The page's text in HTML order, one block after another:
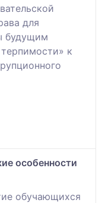
для
будущим
к
особенности
обучающихся